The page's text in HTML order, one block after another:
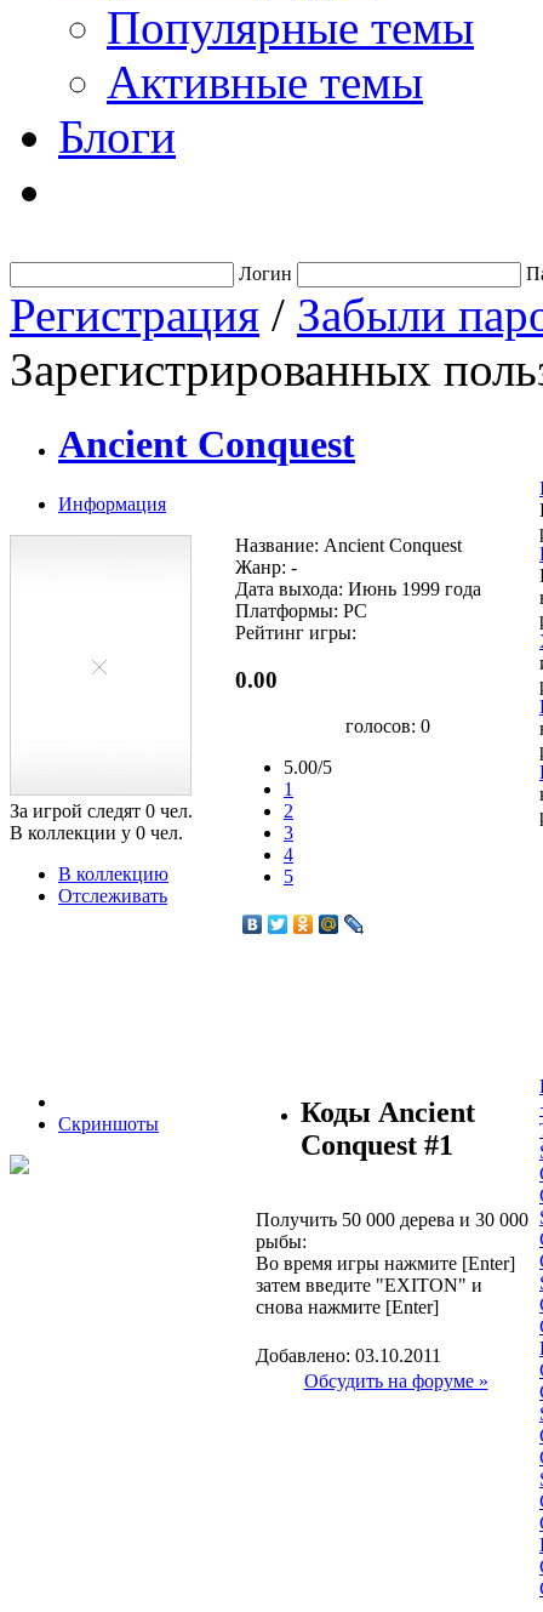
Популярные темы
Активные темы
Блоги
Логин
Регистрация / Забыли
Зарегистрированных
Ancient Conquest
Информация
За игрой следят 0 чел.
В коллекции у 0 чел.
В коллекцию
Отслеживать
Название: Ancient Conquest
Жанр: -
Дата выхода: Июнь 1999 года
Платформы: PC
Рейтинг игры:
0.00
голосов: 0
5.00/5
1
2
3
4
5
Скриншоты
Коды Ancient
Conquest #1
Получить 50 000 дерева и 30 000
рыбы:
Во время игры нажмите [Enter]
затем введите "EXITON" и
снова нажмите [Enter]
Добавлено: 03.10.2011
Обсудить на форуме »